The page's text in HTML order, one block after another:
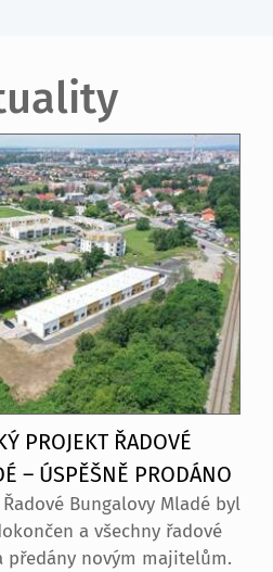
PROJEKT ŘADOVÉ
– ÚSPĚŠNĚ PRODÁNO
Bungalovy Mladé byl
a všechny řadové
předány novým majitelům.